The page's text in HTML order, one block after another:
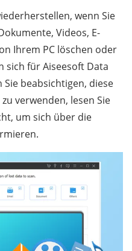
wenn Sie
Videos, E-
Ihrem PC löschen oder
sich für Aiseesoft Data
Sie beabsichtigen, diese
verwenden, lesen Sie
um sich über die